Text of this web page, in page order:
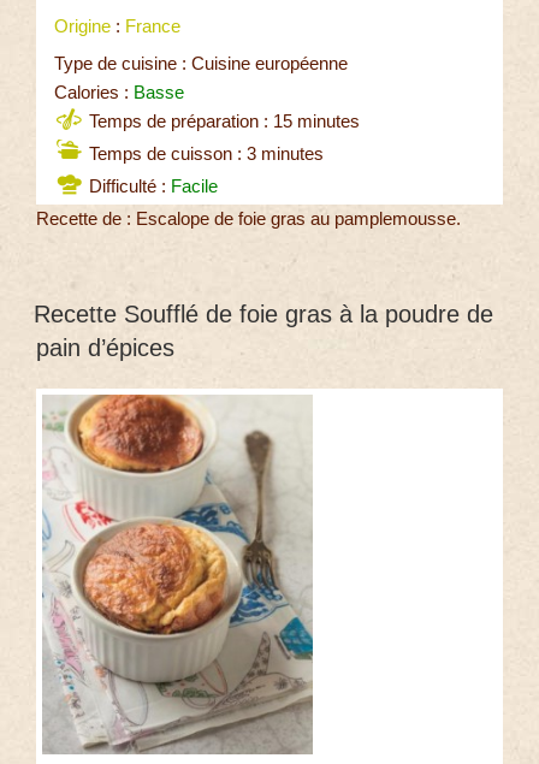
Origine : France
Type de cuisine : Cuisine européenne
Calories : Basse
Temps de préparation : 15 minutes
Temps de cuisson : 3 minutes
Difficulté : Facile
Recette de : Escalope de foie gras au pamplemousse.
Recette Soufflé de foie gras à la poudre de
pain d’épices